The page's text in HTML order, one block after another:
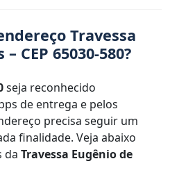
Travessa
CEP 65030-580?
seja reconhecido
de entrega e pelos
precisa seguir um
finalidade. Veja abaixo
da Travessa Eugênio de